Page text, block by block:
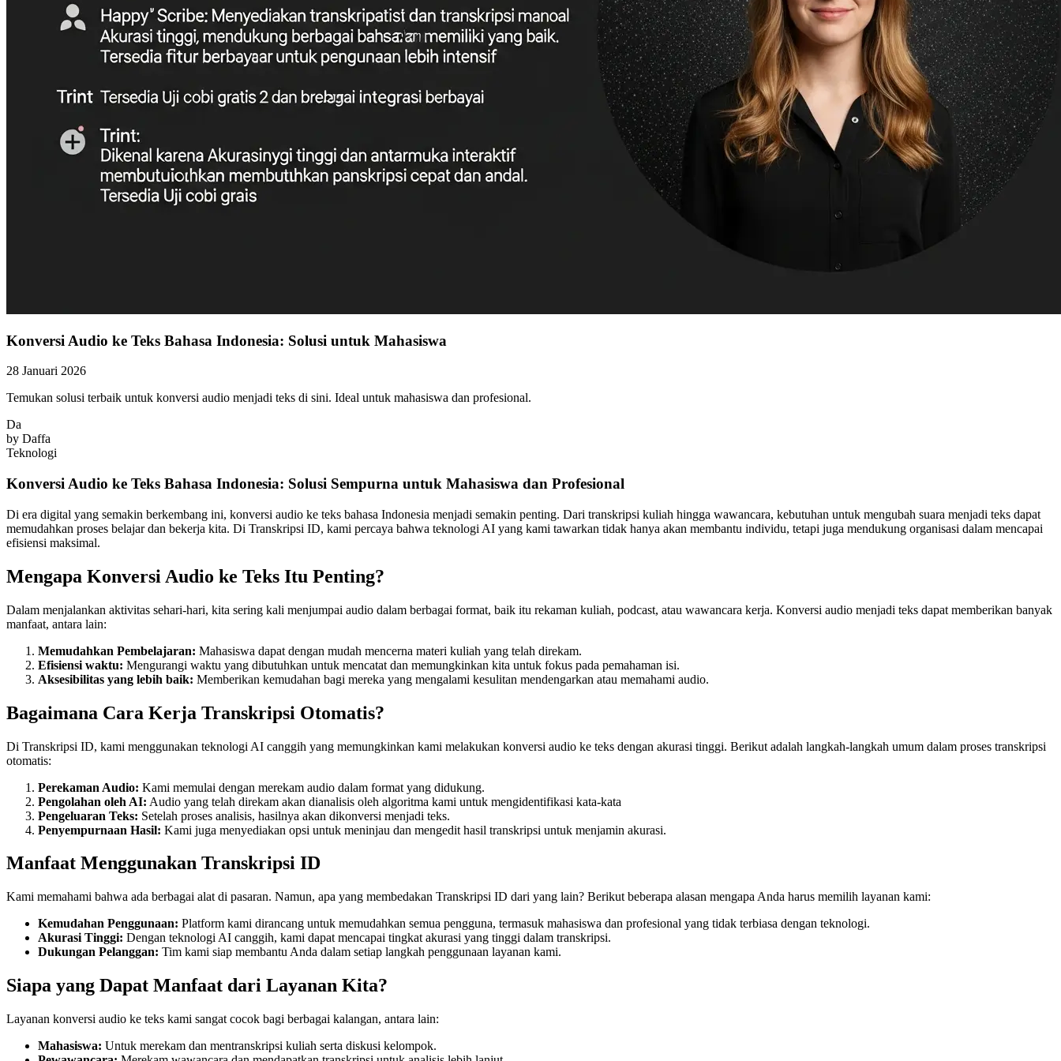
Konversi Audio ke Teks Bahasa Indonesia: Solusi untuk Mahasiswa
28 Januari 2026
Temukan solusi terbaik untuk konversi audio menjadi teks di sini. Ideal untuk mahasiswa dan profesional.
Da
by Daffa
Teknologi
Konversi Audio ke Teks Bahasa Indonesia: Solusi Sempurna untuk Mahasiswa dan Profesional
Di era digital yang semakin berkembang ini, konversi audio ke teks bahasa Indonesia menjadi semakin penting. Dari transkripsi kuliah hingga wawancara, kebutuhan untuk mengubah suara menjadi teks dapat
memudahkan proses belajar dan bekerja kita. Di Transkripsi ID, kami percaya bahwa teknologi AI yang kami tawarkan tidak hanya akan membantu individu, tetapi juga mendukung organisasi dalam mencapai
efisiensi maksimal.
Mengapa Konversi Audio ke Teks Itu Penting?
Dalam menjalankan aktivitas sehari-hari, kita sering kali menjumpai audio dalam berbagai format, baik itu rekaman kuliah, podcast, atau wawancara kerja. Konversi audio menjadi teks dapat memberikan banyak
manfaat, antara lain:
Memudahkan Pembelajaran: Mahasiswa dapat dengan mudah mencerna materi kuliah yang telah direkam.
Efisiensi waktu: Mengurangi waktu yang dibutuhkan untuk mencatat dan memungkinkan kita untuk fokus pada pemahaman isi.
Aksesibilitas yang lebih baik: Memberikan kemudahan bagi mereka yang mengalami kesulitan mendengarkan atau memahami audio.
Bagaimana Cara Kerja Transkripsi Otomatis?
Di Transkripsi ID, kami menggunakan teknologi AI canggih yang memungkinkan kami melakukan konversi audio ke teks dengan akurasi tinggi. Berikut adalah langkah-langkah umum dalam proses transkripsi
otomatis:
Perekaman Audio: Kami memulai dengan merekam audio dalam format yang didukung.
Pengolahan oleh AI: Audio yang telah direkam akan dianalisis oleh algoritma kami untuk mengidentifikasi kata-kata
Pengeluaran Teks: Setelah proses analisis, hasilnya akan dikonversi menjadi teks.
Penyempurnaan Hasil: Kami juga menyediakan opsi untuk meninjau dan mengedit hasil transkripsi untuk menjamin akurasi.
Manfaat Menggunakan Transkripsi ID
Kami memahami bahwa ada berbagai alat di pasaran. Namun, apa yang membedakan Transkripsi ID dari yang lain? Berikut beberapa alasan mengapa Anda harus memilih layanan kami:
Kemudahan Penggunaan: Platform kami dirancang untuk memudahkan semua pengguna, termasuk mahasiswa dan profesional yang tidak terbiasa dengan teknologi.
Akurasi Tinggi: Dengan teknologi AI canggih, kami dapat mencapai tingkat akurasi yang tinggi dalam transkripsi.
Dukungan Pelanggan: Tim kami siap membantu Anda dalam setiap langkah penggunaan layanan kami.
Siapa yang Dapat Manfaat dari Layanan Kita?
Layanan konversi audio ke teks kami sangat cocok bagi berbagai kalangan, antara lain:
Mahasiswa: Untuk merekam dan mentranskripsi kuliah serta diskusi kelompok.